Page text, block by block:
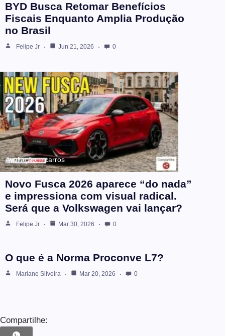
BYD Busca Retomar Benefícios
Fiscais Enquanto Amplia Produção
no Brasil
Felipe Jr Jun 21, 2026 0
Avaliação carros
Novo Fusca 2026 aparece “do nada”
e impressiona com visual radical.
Será que a Volkswagen vai lançar?
Felipe Jr Mar 30, 2026 0
O que é a Norma Proconve L7?
Mariane Silveira Mar 20, 2026 0
Compartilhe: